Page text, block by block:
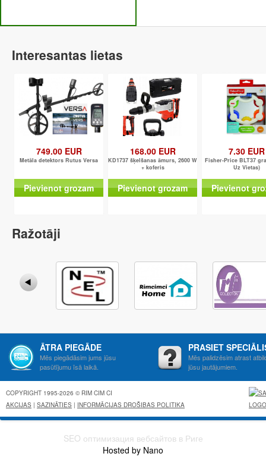
Interesantas lietas
749.00 EUR
Metāla detektors Rutus Versa
Pievienot grozam
168.00 EUR
KD1737 šķelšanas āmurs, 2600 W
+ koferis
Pievienot grozam
7.30 EUR
Fisher-Price BLT37
Uz Vietas)
Pievienot
Ražotāji
ĀTRA PIEGĀDE
Mēs piegādāsim jums jūsu
pasūtījumu īsā laikā.
PRASIET
Mēs palidzēsim atrast
jūsu jautājumiem.
COPYRIGHT 1995-2026 © RIM CIM CI
AKCIJAS | SAZINĀTIES | INFORMĀCIJAS DROŠIBAS POLITIKA
SEO оптимизация вебсайтов в Риге
Hosted by Nano